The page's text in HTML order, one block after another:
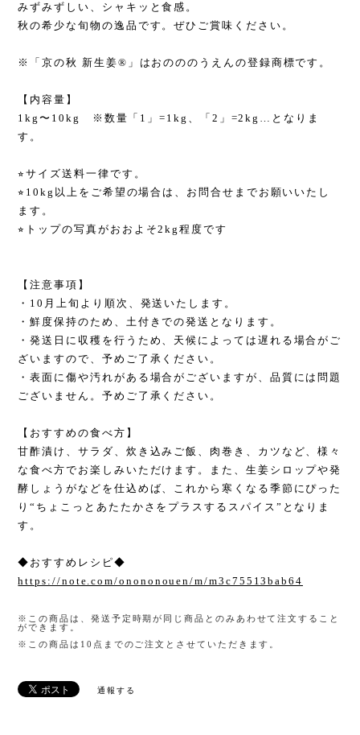
みずみずしい、シャキッと食感。
秋の希少な旬物の逸品です。ぜひご賞味ください。
※「京の秋 新生姜®︎」はおのののうえんの登録商標です。
【内容量】
1kg〜10kg ※数量「1」=1kg、「2」=2kg…となりま
す。
⭐︎サイズ送料一律です。
⭐︎10kg以上をご希望の場合は、お問合せまでお願いいたし
ます。
⭐︎トップの写真がおおよそ2kg程度です
【注意事項】
・10月上旬より順次、発送いたします。
・鮮度保持のため、土付きでの発送となります。
・発送日に収穫を行うため、天候によっては遅れる場合がご
ざいますので、予めご了承ください。
・表面に傷や汚れがある場合がございますが、品質には問題
ございません。予めご了承ください。
【おすすめの食べ方】
甘酢漬け、サラダ、炊き込みご飯、肉巻き、カツなど、様々
な食べ方でお楽しみいただけます。また、生姜シロップや発
酵しょうがなどを仕込めば、これから寒くなる季節にぴった
り“ちょこっとあたたかさをプラスするスパイス”となりま
す。
◆おすすめレシピ◆
https://note.com/onononouen/m/m3c75513bab64
※この商品は、発送予定時期が同じ商品とのみあわせて注文すること
ができます。
※この商品は10点までのご注文とさせていただきます。
通報する